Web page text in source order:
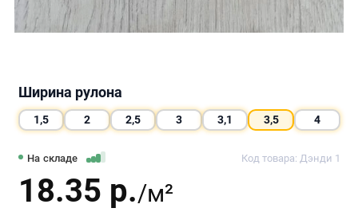
На складе Код товара: Дэнди 1
18.35 р./м²
Ширина рулона
1,5 2 2,5 3 3,1 3,5 4